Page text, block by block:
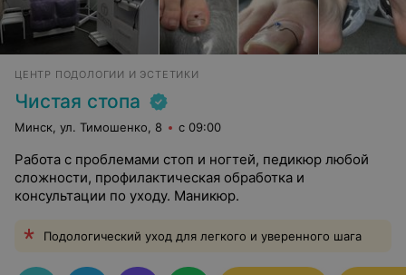
ЦЕНТР ПОДОЛОГИИ И ЭСТЕТИКИ
Чистая стопа
Минск, ул. Тимошенко, 8 с 09:00
Работа с проблемами стоп и ногтей, педикюр любой
сложности, профилактическая обработка и
консультации по уходу. Маникюр.
Подологический уход для легкого и уверенного шага